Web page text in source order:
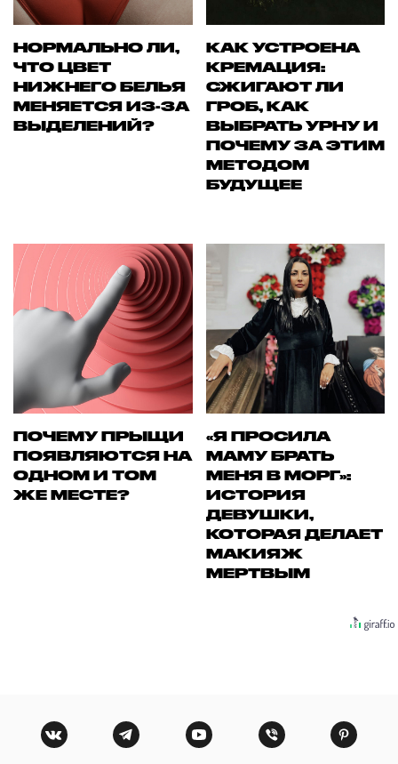
НОРМАЛЬНО ЛИ,
ЧТО ЦВЕТ
НИЖНЕГО БЕЛЬЯ
МЕНЯЕТСЯ ИЗ-ЗА
ВЫДЕЛЕНИЙ?
КАК УСТРОЕНА
КРЕМАЦИЯ:
СЖИГАЮТ ЛИ
ГРОБ, КАК
ВЫБРАТЬ УРНУ И
ПОЧЕМУ ЗА ЭТИМ
МЕТОДОМ
БУДУЩЕЕ
ПОЧЕМУ ПРЫЩИ
ПОЯВЛЯЮТСЯ НА
ОДНОМ И ТОМ
ЖЕ МЕСТЕ?
«Я ПРОСИЛА
МАМУ БРАТЬ
МЕНЯ В МОРГ»:
ИСТОРИЯ
ДЕВУШКИ,
КОТОРАЯ ДЕЛАЕТ
МАКИЯЖ
МЕРТВЫМ